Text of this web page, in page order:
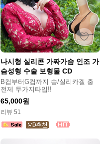
나시형 실리콘 가짜가슴 인조 가
슴성형 수술 보형물 CD
B컵부터G컵까지 솜/실리카겔 충
전제 두가지타입!!
65,000원
리뷰 51